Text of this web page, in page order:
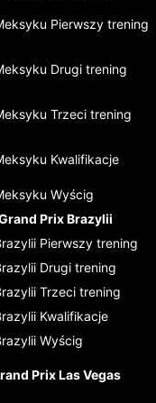
Pierwszy trening
Drugi trening
Trzeci trening
Kwalifikacje
Wyścig
Prix Brazylii
Pierwszy trening
Drugi trening
Trzeci trening
Kwalifikacje
Wyścig
Prix Las Vegas